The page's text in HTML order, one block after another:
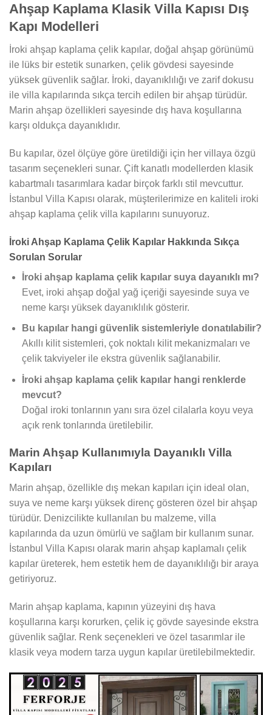
Ahşap Kaplama Klasik Villa Kapısı Dış
Kapı Modelleri
İroki ahşap kaplama çelik kapılar, doğal ahşap görünümü
ile lüks bir estetik sunarken, çelik gövdesi sayesinde
yüksek güvenlik sağlar. İroki, dayanıklılığı ve zarif dokusu
ile villa kapılarında sıkça tercih edilen bir ahşap türüdür.
Marin ahşap özellikleri sayesinde dış hava koşullarına
karşı oldukça dayanıklıdır.
Bu kapılar, özel ölçüye göre üretildiği için her villaya özgü
tasarım seçenekleri sunar. Çift kanatlı modellerden klasik
kabartmalı tasarımlara kadar birçok farklı stil mevcuttur.
İstanbul Villa Kapısı olarak, müşterilerimize en kaliteli iroki
ahşap kaplama çelik villa kapılarını sunuyoruz.
İroki Ahşap Kaplama Çelik Kapılar Hakkında Sıkça
Sorulan Sorular
İroki ahşap kaplama çelik kapılar suya dayanıklı mı?
Evet, iroki ahşap doğal yağ içeriği sayesinde suya ve
neme karşı yüksek dayanıklılık gösterir.
Bu kapılar hangi güvenlik sistemleriyle donatılabilir?
Akıllı kilit sistemleri, çok noktalı kilit mekanizmaları ve
çelik takviyeler ile ekstra güvenlik sağlanabilir.
İroki ahşap kaplama çelik kapılar hangi renklerde
mevcut?
Doğal iroki tonlarının yanı sıra özel cilalarla koyu veya
açık renk tonlarında üretilebilir.
Marin Ahşap Kullanımıyla Dayanıklı Villa
Kapıları
Marin ahşap, özellikle dış mekan kapıları için ideal olan,
suya ve neme karşı yüksek direnç gösteren özel bir ahşap
türüdür. Denizcilikte kullanılan bu malzeme, villa
kapılarında da uzun ömürlü ve sağlam bir kullanım sunar.
İstanbul Villa Kapısı olarak marin ahşap kaplamalı çelik
kapılar üreterek, hem estetik hem de dayanıklılığı bir araya
getiriyoruz.
Marin ahşap kaplama, kapının yüzeyini dış hava
koşullarına karşı korurken, çelik iç gövde sayesinde ekstra
güvenlik sağlar. Renk seçenekleri ve özel tasarımlar ile
klasik veya modern tarza uygun kapılar üretilebilmektedir.